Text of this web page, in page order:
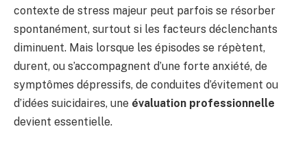
contexte de stress majeur peut parfois se résorber
spontanément, surtout si les facteurs déclenchants
diminuent. Mais lorsque les épisodes se répètent,
durent, ou s’accompagnent d’une forte anxiété, de
symptômes dépressifs, de conduites d’évitement ou
d’idées suicidaires, une évaluation professionnelle
devient essentielle.